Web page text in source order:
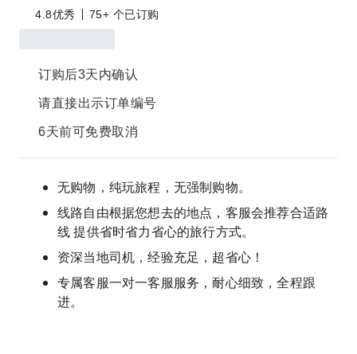
4.8优秀 75+ 个已订购
订购后3天内确认
请直接出示订单编号
6天前可免费取消
无购物，纯玩旅程，无强制购物。
线路自由根据您想去的地点，客服会推荐合适路
线 提供省时省力省心的旅行方式。
资深当地司机，经验充足，超省心！
专属客服一对一客服服务，耐心细致，全程跟
进。